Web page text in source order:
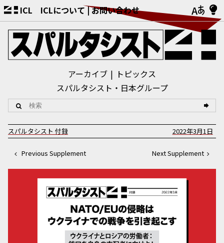
ICL ICLについて お問い合わせ
アーカイブ
トピックス
スパルタシスト・日本グループ
スパルタシスト 付録 2022年3月1日
Previous Supplement Next Supplement